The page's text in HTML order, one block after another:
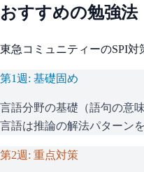
おすすめの勉強法
東急コミュニティーのSPI対
第1週: 基礎固め
言語分野の基礎（語句の意
言語は推論の解法パターンを
第2週: 重点対策